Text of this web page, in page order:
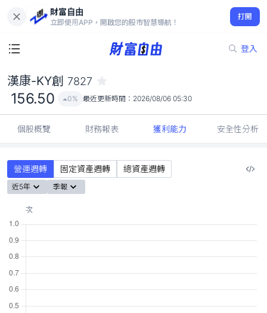
財富自由
立即使用APP，開啟您的股市智慧導航！
打開
登入
156.50
0%
漢康-KY創 7827
156.50 0% 最近更新時間： 2026/08/06 05:30
個股概覽 財務報表 獲利能力 安全性分析
營運週轉 固定資產週轉 總資產週轉
近5年 季報